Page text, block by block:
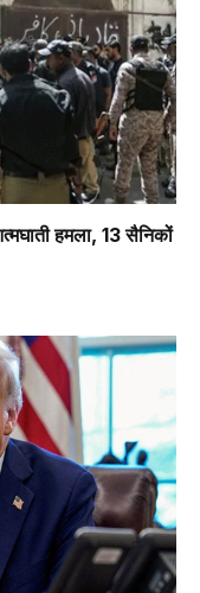
हमला, 13 सैनिकों